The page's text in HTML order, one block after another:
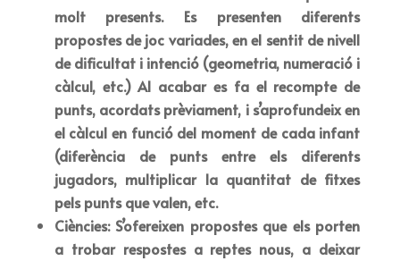
molt presents. Es presenten diferents
propostes de joc variades, en el sentit de nivell
de dificultat i intenció (geometria, numeració i
càlcul, etc.) Al acabar es fa el recompte de
punts, acordats prèviament, i s’aprofundeix en
el càlcul en funció del moment de cada infant
(diferència de punts entre els diferents
jugadors, multiplicar la quantitat de fitxes
pels punts que valen, etc.
Ciències: S’ofereixen propostes que els porten
a trobar respostes a reptes nous, a deixar